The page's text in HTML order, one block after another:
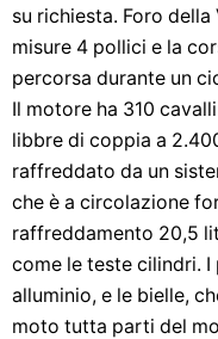
su richiesta. Foro
misure 4 pollici e la
percorsa durante un
Il motore ha 310
libbre di coppia a
raffreddato da un
che è a circolazione
raffreddamento 20,5
come le teste cilindri.
alluminio, e le bielle,
moto tutta parti del